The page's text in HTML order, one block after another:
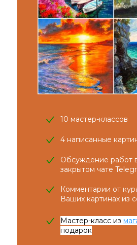
10 мастер-классов
4 написанные
Обсуждение работ
закрытом чате
Комментарии от
Ваших картинах из
Мастер-класс из
подарок